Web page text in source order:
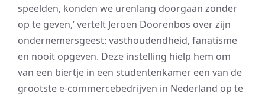
speelden, konden we urenlang doorgaan zonder
op te geven,’ vertelt Jeroen Doorenbos over zijn
ondernemersgeest: vasthoudendheid, fanatisme
en nooit opgeven. Deze instelling hielp hem om
van een biertje in een studentenkamer een van de
grootste e-commercebedrijven in Nederland op te